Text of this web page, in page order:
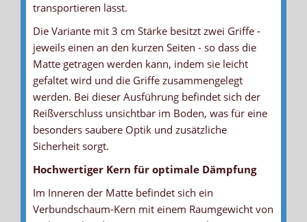
transportieren lässt.
Die Variante mit 3 cm Stärke besitzt zwei Griffe -
jeweils einen an den kurzen Seiten - so dass die
Matte getragen werden kann, indem sie leicht
gefaltet wird und die Griffe zusammengelegt
werden. Bei dieser Ausführung befindet sich der
Reißverschluss unsichtbar im Boden, was für eine
besonders saubere Optik und zusätzliche
Sicherheit sorgt.
Hochwertiger Kern für optimale Dämpfung
Im Inneren der Matte befindet sich ein
Verbundschaum-Kern mit einem Raumgewicht von